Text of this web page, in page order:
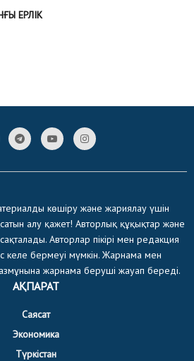
ЕРЛІК
көшіру және жариялау үшін
алу қажет! Авторлық құқықтар және
Авторлар пікірі мен редакция
келе бермеуі мүмкін. Жарнама мен
жарнама беруші жауап береді.
АҚПАРАТ
Саясат
Экономика
Түркістан